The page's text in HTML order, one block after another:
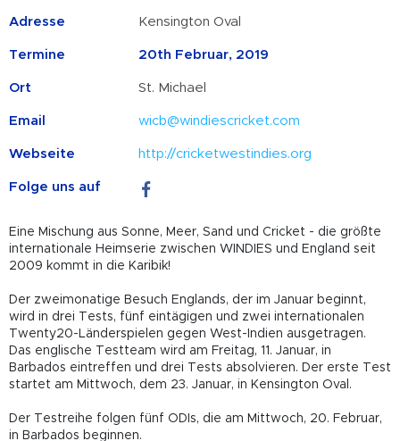
Adresse Kensington Oval
Termine 20th Februar, 2019
Ort St. Michael
Email wicb@windiescricket.com
Webseite http://cricketwestindies.org
Folge uns auf
Eine Mischung aus Sonne, Meer, Sand und Cricket - die größte
internationale Heimserie zwischen WINDIES und England seit
2009 kommt in die Karibik!
Der zweimonatige Besuch Englands, der im Januar beginnt,
wird in drei Tests, fünf eintägigen und zwei internationalen
Twenty20-Länderspielen gegen West-Indien ausgetragen.
Das englische Testteam wird am Freitag, 11. Januar, in
Barbados eintreffen und drei Tests absolvieren. Der erste Test
startet am Mittwoch, dem 23. Januar, in Kensington Oval.
Der Testreihe folgen fünf ODIs, die am Mittwoch, 20. Februar,
in Barbados beginnen.